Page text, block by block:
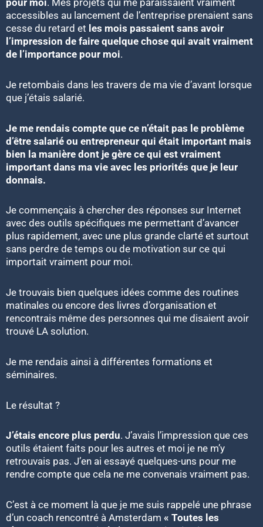
pour moi. Mes projets qui me paraissaient vraiment
accessibles au lancement de l’entreprise prenaient sans
cesse du retard et les mois passaient sans avoir
l’impression de faire quelque chose qui avait vraiment
de l’importance pour moi.
Je retombais dans les travers de ma vie d’avant lorsque
que j’étais salarié.
Je me rendais compte que ce n’était pas le problème
d’être salarié ou entrepreneur qui était important mais
bien la manière dont je gère ce qui est vraiment
important dans ma vie avec les priorités que je leur
donnais.
Je commençais à chercher des réponses sur Internet
avec des outils spécifiques me permettant d’avancer
plus rapidement, avec une plus grande clarté et surtout
sans perdre de temps ou de motivation sur ce qui
importait vraiment pour moi.
Je trouvais bien quelques idées comme des routines
matinales ou encore des livres d’organisation et
rencontrais même des personnes qui me disaient avoir
trouvé LA solution.
Je me rendais ainsi à différentes formations et
séminaires.
Le résultat ?
J’étais encore plus perdu. J’avais l’impression que ces
outils étaient faits pour les autres et moi je ne m’y
retrouvais pas. J’en ai essayé quelques-uns pour me
rendre compte que cela ne me convenais vraiment pas.
C’est à ce moment là que je me suis rappelé une phrase
d’un coach rencontré à Amsterdam « Toutes les